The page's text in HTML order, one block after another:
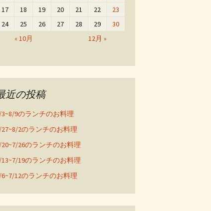
« 10月 12月 »
17
18 19 20 21 22
23
24
25 26 27 28 29 30
近の投稿
9のランチのお料理
27~8/2のランチのお料理
20~7/26のランチのお料理
13~7/19のランチのお料理
6~7/12のランチのお料理